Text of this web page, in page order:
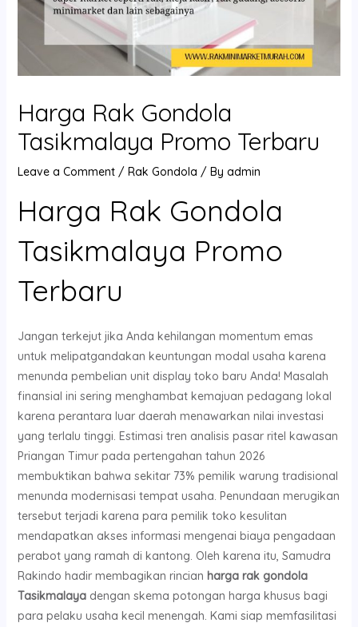
Harga Rak Gondola
Tasikmalaya Promo Terbaru
Leave a Comment / Rak Gondola / By admin
Harga Rak Gondola
Tasikmalaya Promo
Terbaru
Jangan terkejut jika Anda kehilangan momentum emas
untuk melipatgandakan keuntungan modal usaha karena
menunda pembelian unit display toko baru Anda! Masalah
finansial ini sering menghambat kemajuan pedagang lokal
karena perantara luar daerah menawarkan nilai investasi
yang terlalu tinggi. Estimasi tren analisis pasar ritel kawasan
Priangan Timur pada pertengahan tahun 2026
membuktikan bahwa sekitar 73% pemilik warung tradisional
menunda modernisasi tempat usaha. Penundaan merugikan
tersebut terjadi karena para pemilik toko kesulitan
mendapatkan akses informasi mengenai biaya pengadaan
perabot yang ramah di kantong. Oleh karena itu, Samudra
Rakindo hadir membagikan rincian harga rak gondola
Tasikmalayadengan skema potongan harga khusus bagi
para pelaku usaha kecil menengah. Kami siap memfasilitasi